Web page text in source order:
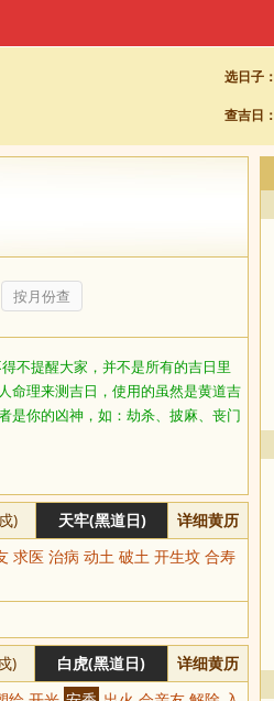
选日子：
查吉日：
按月份查
不提醒大家，并不是所有的吉日里
命理来测吉日，使用的虽然是黄道吉
是你的凶神，如：劫杀、披麻、丧门
) 天牢(黑道日) 详细黄历
求医 治病 动土 破土 开生坟 合寿
) 白虎(黑道日) 详细黄历